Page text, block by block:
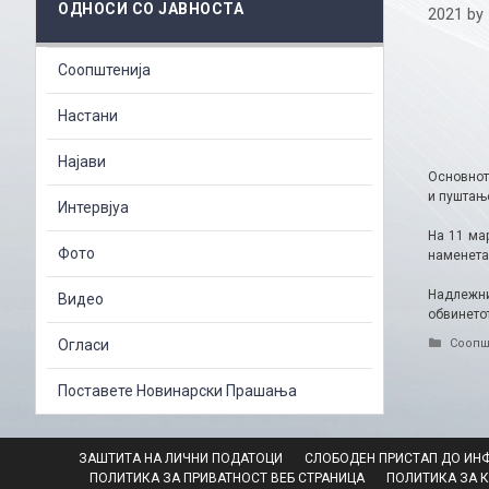
2021 by
и
На 11
ОДНОСИ СО ЈАВНОСТА
Соопштенија
Настани
Најави
Интервјуа
Фото
Видео
Огласи
Поставете Новинарски Прашања
ЗАШТИТА НА ЛИЧНИ ПОДАТОЦИ СЛОБОДЕН ПРИСТАП ДО
ПОЛИТИКА ЗА ПРИВАТНОСТ ВЕБ СТРАНИЦА
ПОЛИТИКА ЗА